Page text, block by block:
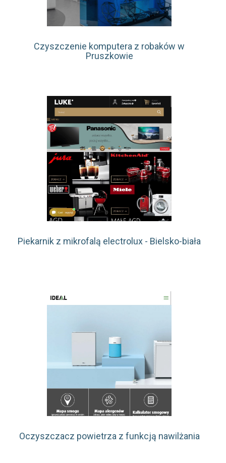
Czyszczenie komputera z robaków w
Pruszkowie
Piekarnik z mikrofalą electrolux - Bielsko-biała
Oczyszczacz powietrza z funkcją nawilżania